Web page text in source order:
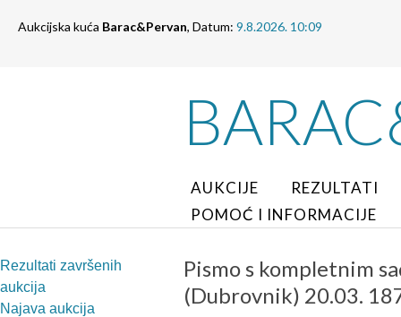
Aukcijska kuća Barac&Pervan, Datum: 9.8.2026. 10:09
AUKCIJE
REZULTATI
POMOĆ I INFORMACIJE
Rezultati završenih
aukcija
Najava aukcija
Pismo s kompletnim
(Dubrovnik) 20.03.